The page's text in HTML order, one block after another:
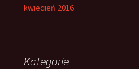
kwiecień 2016
Kategorie